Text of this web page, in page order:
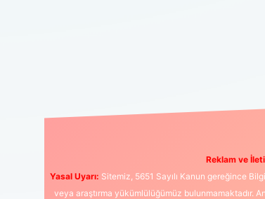
Reklam ve
Yasal Uyarı: Sitemiz, 5651 Sayılı Kanun gereğince
veya araştırma yükümlülüğümüz bulunmamaktadır.